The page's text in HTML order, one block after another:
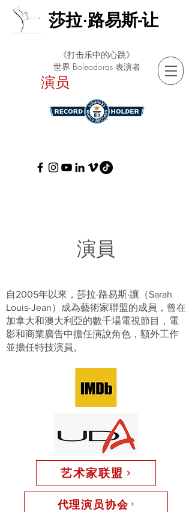
莎拉·路易斯-让
演员
《打击乐中的心跳》
世界 Boleadoras 表演者
演員
自2005年以來，莎拉·路易斯·讓（Sarah
Louis-Jean）成為藝術家聯盟的成員，曾在
加拿大和澳大利亞的數千場電視節目，電
影和商業廣告中擔任演說角色，額外工作
並擔任特技演員。
艺术家联盟
代理演员协会